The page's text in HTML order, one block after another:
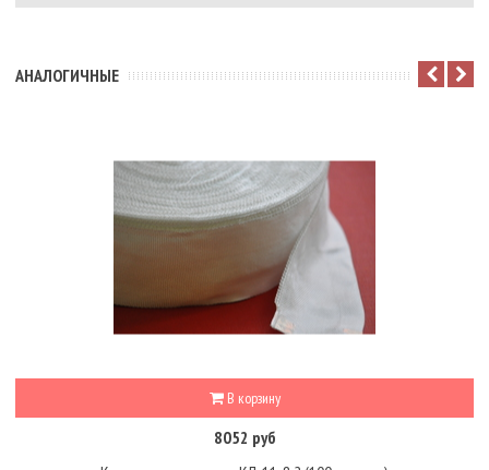
АНАЛОГИЧНЫЕ
В корзину
8052 руб